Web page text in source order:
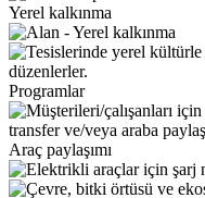
Yerel kalkınma
Programlar
Araç paylaşımı